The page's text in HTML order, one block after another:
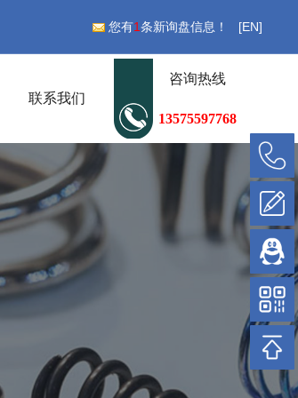
您有1条新询盘信息！ [EN]
联系我们
咨询热线
13575597768